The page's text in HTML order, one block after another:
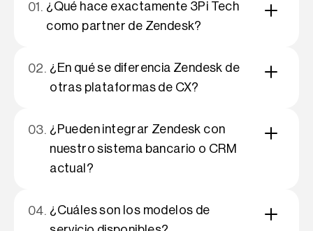
01. ¿Qué hace exactamente 3Pi Tech
como partner de Zendesk?
02. ¿En qué se diferencia Zendesk de
otras plataformas de CX?
03. ¿Pueden integrar Zendesk con
nuestro sistema bancario o CRM
actual?
04. ¿Cuáles son los modelos de